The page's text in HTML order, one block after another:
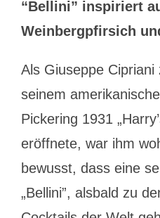
“Bellini” inspiriert
Weinbergpfirsich
Als Giuseppe
seinem
Pickering 1931
eröffnete, war ihm
bewusst, dass eine
„Bellini”, alsbald zu